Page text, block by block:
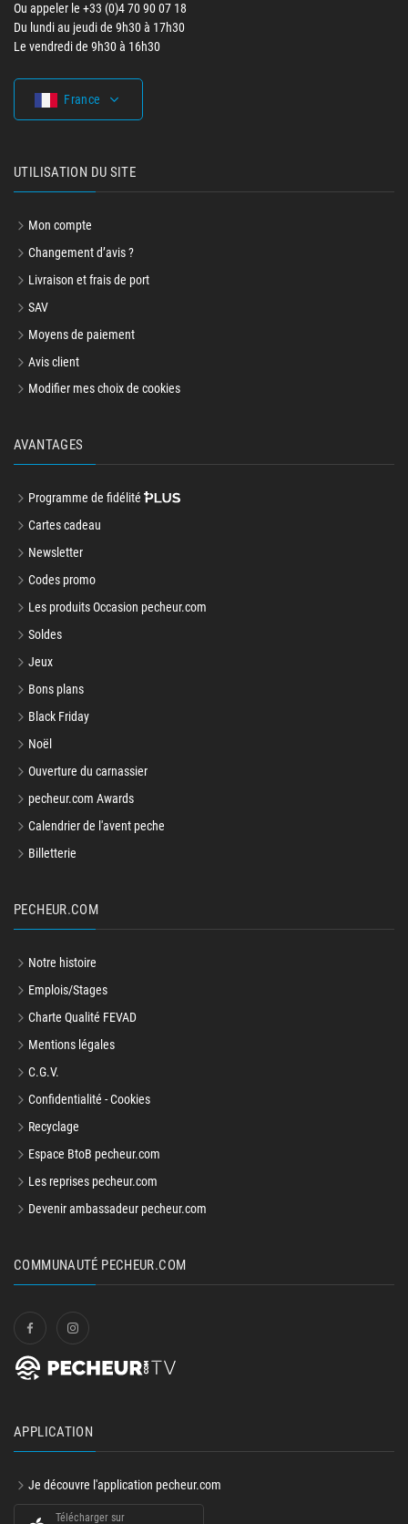
Ou appeler le +33 (0)4 70 90 07 18
Du lundi au jeudi de 9h30 à 17h30
Le vendredi de 9h30 à 16h30
France
UTILISATION DU SITE
Mon compte
Changement d’avis ?
Livraison et frais de port
SAV
Moyens de paiement
Avis client
Modifier mes choix de cookies
AVANTAGES
Programme de fidélité
Cartes cadeau
Newsletter
Codes promo
Les produits Occasion pecheur.com
Soldes
Jeux
Bons plans
Black Friday
Noël
Ouverture du carnassier
pecheur.com Awards
Calendrier de l'avent peche
Billetterie
PECHEUR.COM
Notre histoire
Emplois/Stages
Charte Qualité FEVAD
Mentions légales
C.G.V.
Confidentialité - Cookies
Recyclage
Espace BtoB pecheur.com
Les reprises pecheur.com
Devenir ambassadeur pecheur.com
COMMUNAUTÉ PECHEUR.COM
APPLICATION
Je découvre l'application pecheur.com
Télécharger sur